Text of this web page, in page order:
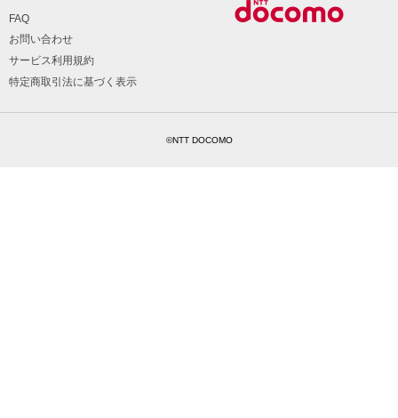
FAQ
お問い合わせ
サービス利用規約
特定商取引法に基づく表示
©NTT DOCOMO